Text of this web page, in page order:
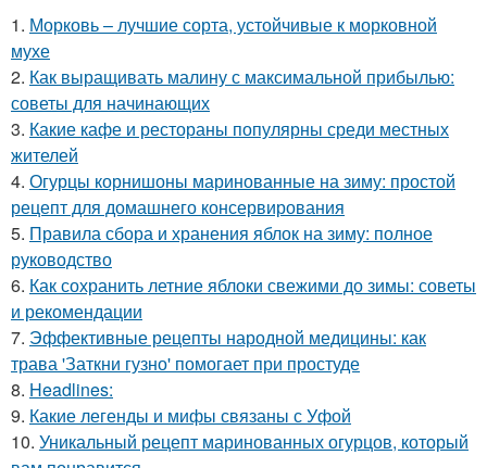
1. Морковь – лучшие сорта, устойчивые к морковной
мухе
2. Как выращивать малину с максимальной прибылью:
советы для начинающих
3. Какие кафе и рестораны популярны среди местных
жителей
4. Огурцы корнишоны маринованные на зиму: простой
рецепт для домашнего консервирования
5. Правила сбора и хранения яблок на зиму: полное
руководство
6. Как сохранить летние яблоки свежими до зимы: советы
и рекомендации
7. Эффективные рецепты народной медицины: как
трава 'Заткни гузно' помогает при простуде
8. Headlines:
9. Какие легенды и мифы связаны с Уфой
10. Уникальный рецепт маринованных огурцов, который